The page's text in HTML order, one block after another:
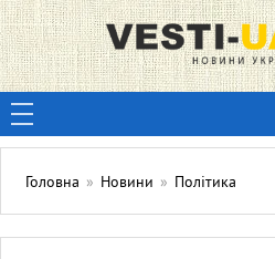
Головна » Новини » Політика